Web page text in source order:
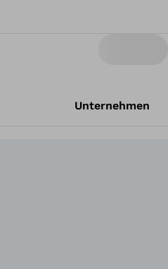
Unternehmen